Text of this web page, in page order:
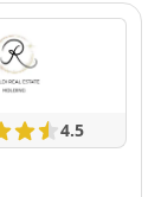
4.5